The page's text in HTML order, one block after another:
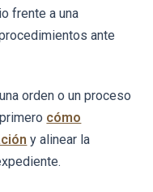
frente a una
ante
orden o un proceso
cómo
y alinear la